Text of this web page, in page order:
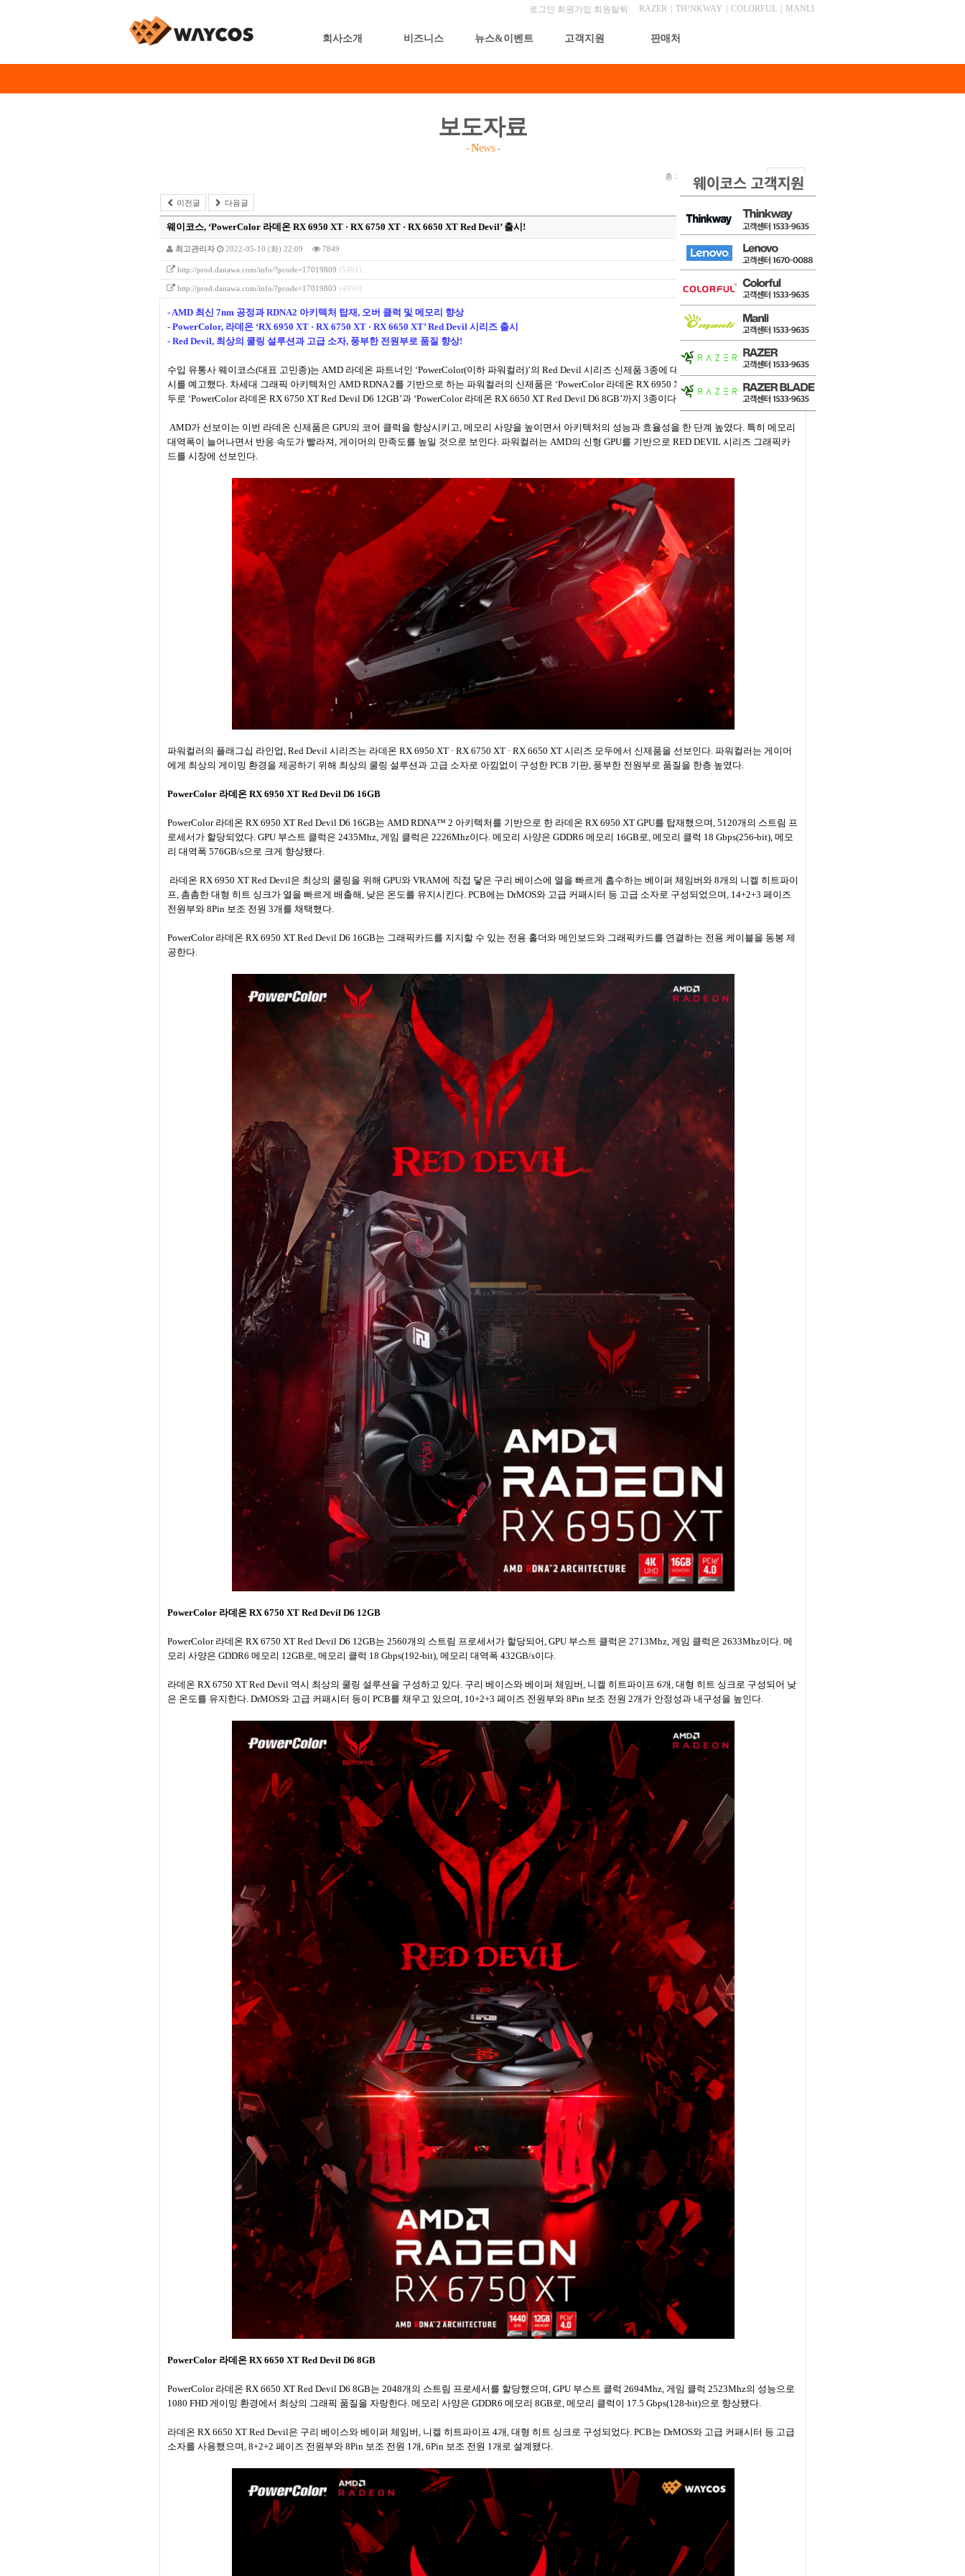
로그인 회원가입 회원탈퇴 MANLI
COLORFUL
TH!NKWAY
RAZER
회사소개 비즈니스 뉴스&이벤트 고객지원 판매처
보도자료
-News-
총 게시물 1,045건, 최근 0 건 안내
이전글 다음글
웨이코스, ‘PowerColor 라데온 RX 6950 XT · RX 6750 XT · RX 6650 XT Red Devil’ 출시!
최고관리자 2022-05-10 (화) 22:09 7849
http://prod.danawa.com/info/?pcode=17019809 (5461)
http://prod.danawa.com/info/?pcode=17019803 (4950)
- AMD 최신 7nm 공정과 RDNA2 아키텍처 탑재, 오버 클럭 및 메모리 향상
- PowerColor, 라데온 ‘RX 6950 XT · RX 6750 XT · RX 6650 XT’ Red Devil 시리즈 출시
- Red Devil, 최상의 쿨링 설루션과 고급 소자, 풍부한 전원부로 품질 향상!
수입 유통사 웨이코스(대표 고민종)는 AMD 라데온 파트너인 ‘PowerColor(이하 파워컬러)’의 Red Devil 시리즈 신제품 3종에 대한 제품 정보를 공개하고, 출
시를 예고했다. 차세대 그래픽 아키텍처인 AMD RDNA 2를 기반으로 하는 파워컬러의 신제품은 ‘PowerColor 라데온 RX 6950 XT Red Devil D6 16GB’를 필
두로 ‘PowerColor 라데온 RX 6750 XT Red Devil D6 12GB’과 ‘PowerColor 라데온 RX 6650 XT Red Devil D6 8GB’까지 3종이다.
AMD가 선보이는 이번 라데온 신제품은 GPU의 코어 클럭을 향상시키고, 메모리 사양을 높이면서 아키텍처의 성능과 효율성을 한 단계 높였다. 특히 메모리
대역폭이 늘어나면서 반응 속도가 빨라져, 게이머의 만족도를 높일 것으로 보인다. 파워컬러는 AMD의 신형 GPU를 기반으로 RED DEVIL 시리즈 그래픽카
드를 시장에 선보인다.
파워컬러의 플래그십 라인업, Red Devil 시리즈는 라데온 RX 6950 XT · RX 6750 XT · RX 6650 XT 시리즈 모두에서 신제품을 선보인다. 파워컬러는 게이머
에게 최상의 게이밍 환경을 제공하기 위해 최상의 쿨링 설루션과 고급 소자로 아낌없이 구성한 PCB 기판, 풍부한 전원부로 품질을 한층 높였다.
PowerColor 라데온 RX 6950 XT Red Devil D6 16GB
PowerColor 라데온 RX 6950 XT Red Devil D6 16GB는 AMD RDNA™ 2 아키텍처를 기반으로 한 라데온 RX 6950 XT GPU를 탑재했으며, 5120개의 스트림 프
로세서가 할당되었다. GPU 부스트 클럭은 2435Mhz, 게임 클럭은 2226Mhz이다. 메모리 사양은 GDDR6 메모리 16GB로, 메모리 클럭 18 Gbps(256-bit), 메모
리 대역폭 576GB/s으로 크게 향상됐다.
라데온 RX 6950 XT Red Devil은 최상의 쿨링을 위해 GPU와 VRAM에 직접 닿은 구리 베이스에 열을 빠르게 흡수하는 베이퍼 체임버와 8개의 니켈 히트파이
프, 촘촘한 대형 히트 싱크가 열을 빠르게 배출해, 낮은 온도를 유지시킨다. PCB에는 DrMOS와 고급 커패시터 등 고급 소자로 구성되었으며, 14+2+3 페이즈
전원부와 8Pin 보조 전원 3개를 채택했다.
PowerColor 라데온 RX 6950 XT Red Devil D6 16GB는 그래픽카드를 지지할 수 있는 전용 홀더와 메인보드와 그래픽카드를 연결하는 전용 케이블을 동봉 제
공한다.
PowerColor 라데온 RX 6750 XT Red Devil D6 12GB
PowerColor 라데온 RX 6750 XT Red Devil D6 12GB는 2560개의 스트림 프로세서가 할당되어, GPU 부스트 클럭은 2713Mhz, 게임 클럭은 2633Mhz이다. 메
모리 사양은 GDDR6 메모리 12GB로, 메모리 클럭 18 Gbps(192-bit), 메모리 대역폭 432GB/s이다.
라데온 RX 6750 XT Red Devil 역시 최상의 쿨링 설루션을 구성하고 있다. 구리 베이스와 베이퍼 체임버, 니켈 히트파이프 6개, 대형 히트 싱크로 구성되어 낮
은 온도를 유지한다. DrMOS와 고급 커패시터 등이 PCB를 채우고 있으며, 10+2+3 페이즈 전원부와 8Pin 보조 전원 2개가 안정성과 내구성을 높인다.
PowerColor 라데온 RX 6650 XT Red Devil D6 8GB
PowerColor 라데온 RX 6650 XT Red Devil D6 8GB는 2048개의 스트림 프로세서를 할당했으며, GPU 부스트 클럭 2694Mhz, 게임 클럭 2523Mhz의 성능으로
1080 FHD 게이밍 환경에서 최상의 그래픽 품질을 자랑한다. 메모리 사양은 GDDR6 메모리 8GB로, 메모리 클럭이 17.5 Gbps(128-bit)으로 향상됐다.
라데온 RX 6650 XT Red Devil은 구리 베이스와 베이퍼 체임버, 니켈 히트파이프 4개, 대형 히트 싱크로 구성되었다. PCB는 DrMOS와 고급 커패시터 등 고급
소자를 사용했으며, 8+2+2 페이즈 전원부와 8Pin 보조 전원 1개, 6Pin 보조 전원 1개로 설계됐다.